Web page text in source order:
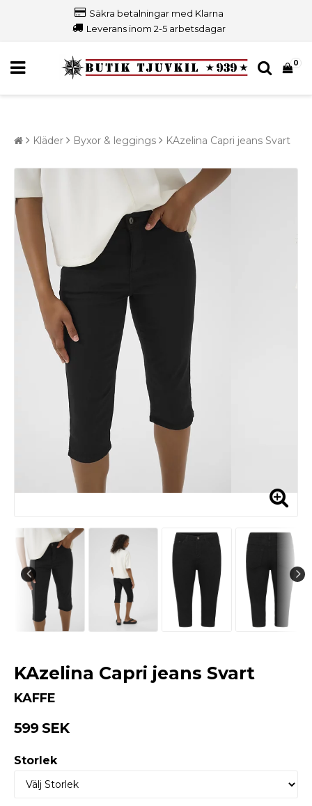
Säkra betalningar med Klarna
Leverans inom 2-5 arbetsdagar
0
Kläder Byxor & leggings KAzelina Capri jeans Svart
KAzelina Capri jeans Svart
KAFFE
599 SEK
Storlek